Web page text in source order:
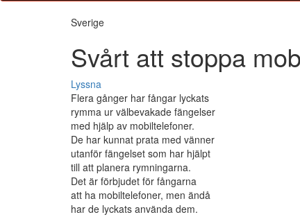
Sverige
Svårt att stoppa
Lyssna
Flera gånger har fångar lyckats
rymma ur välbevakade fängelser
med hjälp av mobiltelefoner.
De har kunnat prata med vänner
utanför fängelset som har hjälpt
till att planera rymningarna.
Det är förbjudet för fångarna
att ha mobiltelefoner, men ändå
har de lyckats använda dem.